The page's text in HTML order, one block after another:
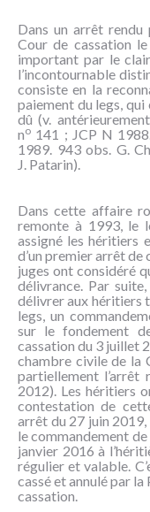
CONNAÎTRE
CONTACT
Dans un arrêt
Cour de cassation
important par le
l’incontournable
consiste en la
paiement du legs,
dû (v.
no 141 ; JCP N
1989. 943 obs. G.
J. Patarin).
Dans cette affaire
remonte à 1993, le
assigné les héritiers
d’un premier arrêt de
juges ont considéré
délivrance. Par
délivrer aux héritiers
legs, un
sur le fondement
cassation du 3 juillet
chambre civile de la
partiellement l’arrêt
2012). Les héritiers
contestation de
arrêt du 27 juin 2019,
le commandement
janvier 2016 à
régulier et valable.
cassé et annulé par
cassation.